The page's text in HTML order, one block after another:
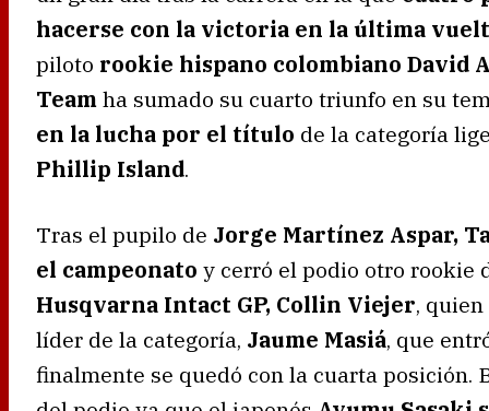
hacerse con la victoria en la última
piloto rookie hispano colombiano David
Team ha sumado su cuarto triunfo en su
en la lucha por el título de la categoría
Phillip Island.
Tras el pupilo de Jorge Martínez Aspar,
el campeonato y cerró el podio otro rookie
Husqvarna Intact GP, Collin Viejer,
líder de la categoría, Jaume Masiá, que
finalmente se quedó con la cuarta posición.